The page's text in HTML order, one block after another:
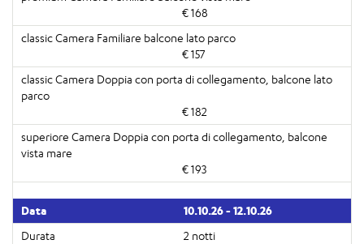
€ 168
€ 157
€ 182
€ 193
10.10.26 - 12.10.26
2 notti